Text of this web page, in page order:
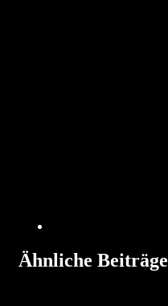
Ähnliche Beiträge